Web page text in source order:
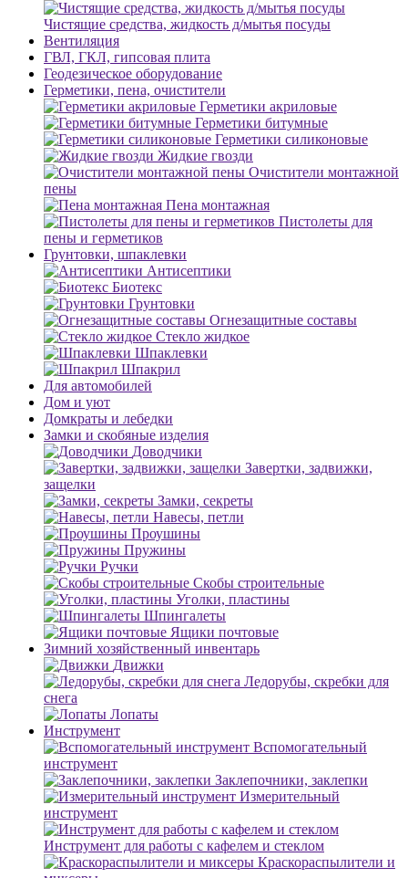
Чистящие средства, жидкость д/мытья посуды
Вентиляция
ГВЛ, ГКЛ, гипсовая плита
Геодезическое оборудование
Герметики, пена, очистители
Герметики акриловые
Герметики битумные
Герметики силиконовые
Жидкие гвозди
Очистители монтажной
пены
Пена монтажная
Пистолеты для
пены и герметиков
Грунтовки, шпаклевки
Антисептики
Биотекс
Грунтовки
Огнезащитные составы
Стекло жидкое
Шпаклевки
Шпакрил
Для автомобилей
Дом и уют
Домкраты и лебедки
Замки и скобяные изделия
Доводчики
Завертки, задвижки,
защелки
Замки, секреты
Навесы, петли
Проушины
Пружины
Ручки
Скобы строительные
Уголки, пластины
Шпингалеты
Ящики почтовые
Зимний хозяйственный инвентарь
Движки
Ледорубы, скребки для
снега
Лопаты
Инструмент
Вспомогательный
инструмент
Заклепочники, заклепки
Измерительный
инструмент
Инструмент для работы с кафелем и стеклом
Краскораспылители и